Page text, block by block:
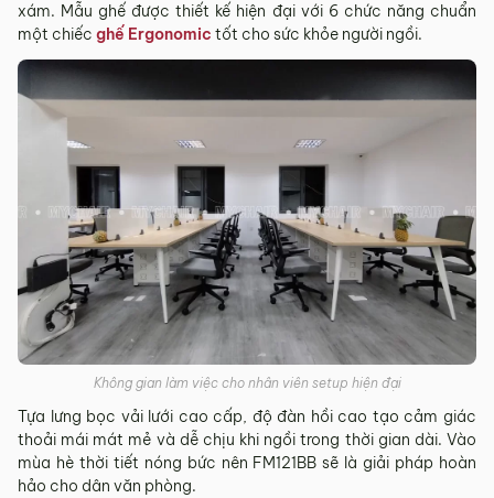
xám. Mẫu ghế được thiết kế hiện đại với 6 chức năng chuẩn
một chiếc ghế Ergonomic tốt cho sức khỏe người ngồi.
Không gian làm việc cho nhân viên setup hiện đại
Tựa lưng bọc vải lưới cao cấp, độ đàn hồi cao tạo cảm giác
thoải mái mát mẻ và dễ chịu khi ngồi trong thời gian dài. Vào
mùa hè thời tiết nóng bức nên FM121BB sẽ là giải pháp hoàn
hảo cho dân văn phòng.